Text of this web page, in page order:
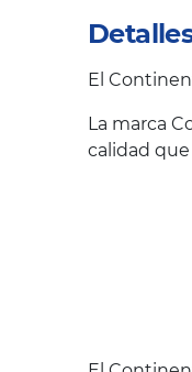
El
La marca
calidad